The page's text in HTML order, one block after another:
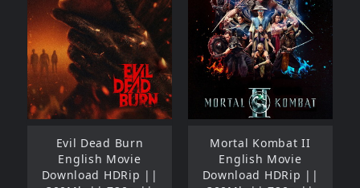
Evil Dead Burn
English Movie
Download HDRip ||
Mortal Kombat II
English Movie
Download HDRip ||